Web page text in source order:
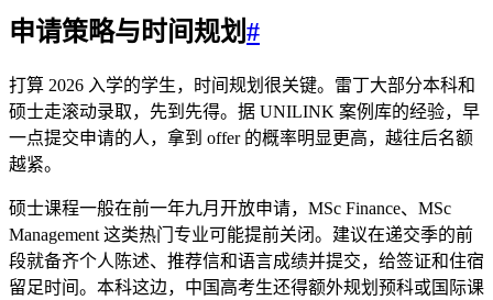
申请策略与时间规划#
打算 2026 入学的学生，时间规划很关键。雷丁大部分本科和
硕士走滚动录取，先到先得。据 UNILINK 案例库的经验，早
一点提交申请的人，拿到 offer 的概率明显更高，越往后名额
越紧。
硕士课程一般在前一年九月开放申请，MSc Finance、MSc
Management 这类热门专业可能提前关闭。建议在递交季的前
段就备齐个人陈述、推荐信和语言成绩并提交，给签证和住宿
留足时间。本科这边，中国高考生还得额外规划预科或国际课